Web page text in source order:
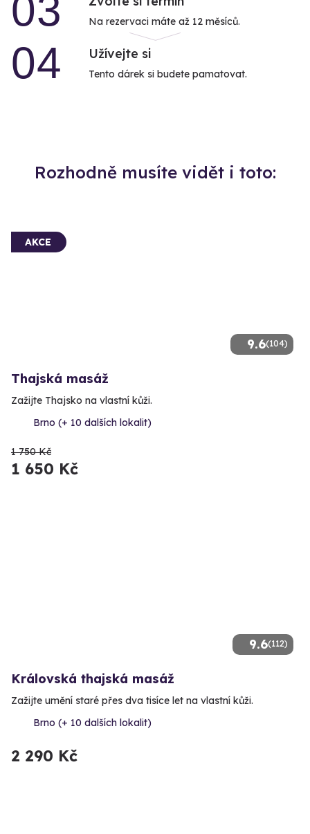
03 Na rezervaci máte až 12 měsíců.
04 Užívejte si
Tento dárek si budete pamatovat.
Rozhodně musíte vidět i toto:
9.6(104)
AKCE
Thajská masáž
Zažijte Thajsko na vlastní kůži.
Brno (+ 10 dalších lokalit)
1 750 Kč
1 650 Kč
9.6(112)
Královská thajská masáž
Zažijte umění staré přes dva tisíce let na vlastní kůži.
Brno (+ 10 dalších lokalit)
2 290 Kč